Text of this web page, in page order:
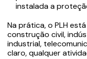
instalada a
Na prática, o PLH
construção civil,
industrial,
claro, qualquer